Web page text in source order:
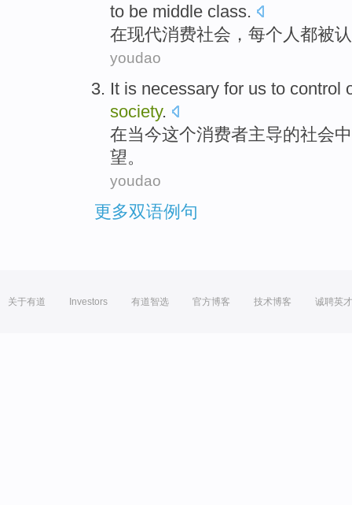
to be middle class.
在现代消费社会 ， 每个人都被
youdao
It is necessary for us to control
society.
在当今这个消费者主导的社会
望。
youdao
更多双语例句
关于有道 Investors 有道智选 官方博客 技术博客 诚聘英才